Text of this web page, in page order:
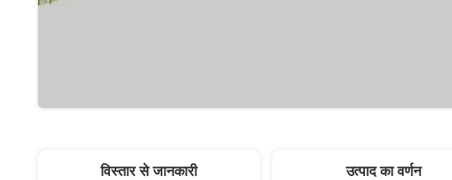
विस्तार से जानकारी उत्पाद का वर्णन